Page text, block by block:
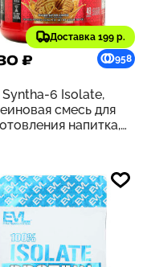
Доставка 199 р.
₽ 958
Syntha-6 Isolate,
смесь для
напитка,